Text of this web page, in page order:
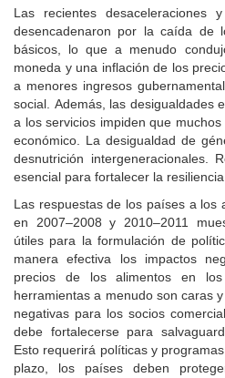
Las recientes desaceleraciones
desencadenaron por la caída de
básicos, lo que a menudo
moneda y una inflación de los
a menores ingresos
social. Además, las desigualdades
a los servicios impiden que
económico. La desigualdad de
desnutrición intergeneracionales.
esencial para fortalecer la
Las respuestas de los países a los
en 2007–2008 y 2010–2011
útiles para la formulación de
manera efectiva los impactos
precios de los alimentos en los
herramientas a menudo son caras
negativas para los socios
debe fortalecerse para
Esto requerirá políticas y
plazo, los países deben